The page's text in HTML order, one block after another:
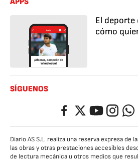
El deporte
cómo
SÍGUENOS
FacebookTwitterYouTubeInstagram
Diario AS S.L. realiza una reserva expresa de
las obras y otras prestaciones accesibles
de lectura mecánica u otros medios que